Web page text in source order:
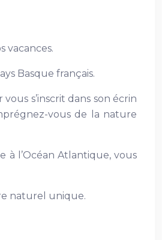
vacances.
Basque français.
s’inscrit dans son écrin
vous de la nature
à l’Océan Atlantique, vous
naturel unique.